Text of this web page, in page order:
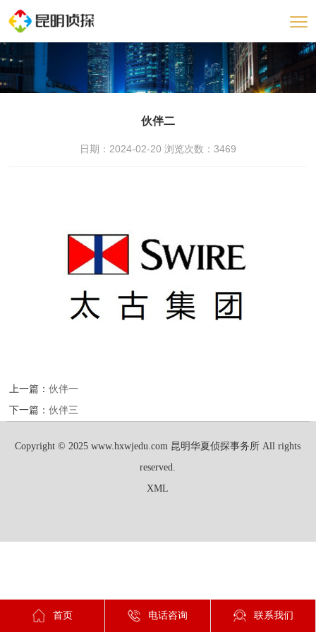
伙伴二
日期：2024-02-20 浏览次数： 3469
上一篇：伙伴一
下一篇：伙伴三
Copyright © 2025 www.hxwjedu.com 昆明华夏侦探事务所 All rights
reserved.
XML
首页 电话咨询 联系我们